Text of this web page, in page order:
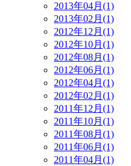
2013年04月(1)
2013年02月(1)
2012年12月(1)
2012年10月(1)
2012年08月(1)
2012年06月(1)
2012年04月(1)
2012年02月(1)
2011年12月(1)
2011年10月(1)
2011年08月(1)
2011年06月(1)
2011年04月(1)